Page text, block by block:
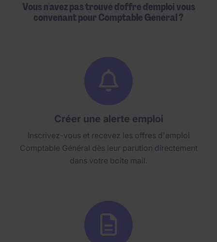
Vous n'avez pas trouvé d'offre d'emploi vous
convenant pour Comptable Général ?
Créer une alerte emploi
Inscrivez-vous et recevez les offres d'emploi
Comptable Général dès leur parution directement
dans votre boite mail.